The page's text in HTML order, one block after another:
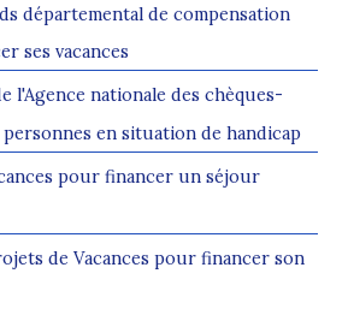
départemental de compensation
ses vacances
l'Agence nationale des chèques-
en situation de handicap
pour financer un séjour
de Vacances pour financer son